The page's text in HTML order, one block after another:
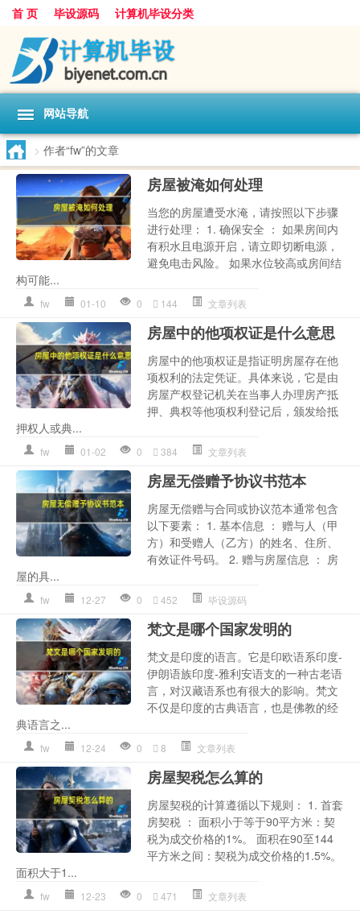
首 页 毕设源码 计算机毕设分类
网站导航
> 作者“fw”的文章
房屋被淹如何处理
当您的房屋遭受水淹，请按照以下步骤
进行处理： 1. 确保安全 ： 如果房间内
有积水且电源开启，请立即切断电源，
避免电击风险。 如果水位较高或房间结
构可能...
fw 01-10 0 144 文章列表
房屋中的他项权证是什么意思
房屋中的他项权证是指证明房屋存在他
项权利的法定凭证。具体来说，它是由
房屋产权登记机关在当事人办理房产抵
押、典权等他项权利登记后，颁发给抵
押权人或典...
fw 01-02 0 384 文章列表
房屋无偿赠予协议书范本
房屋无偿赠与合同或协议范本通常包含
以下要素： 1. 基本信息 ： 赠与人（甲
方）和受赠人（乙方）的姓名、住所、
有效证件号码。 2. 赠与房屋信息 ： 房
屋的具...
fw 12-27 0 452 毕设源码
梵文是哪个国家发明的
梵文是印度的语言。它是印欧语系印度-
伊朗语族印度-雅利安语支的一种古老语
言，对汉藏语系也有很大的影响。梵文
不仅是印度的古典语言，也是佛教的经
典语言之...
fw 12-24 0 8 文章列表
房屋契税怎么算的
房屋契税的计算遵循以下规则： 1. 首套
房契税 ： 面积小于等于90平方米：契
税为成交价格的1%。 面积在90至144
平方米之间：契税为成交价格的1.5%。
面积大于1...
fw 12-23 0 471 文章列表